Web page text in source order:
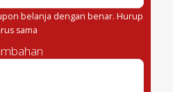
belanja dengan benar. Hurup
sama